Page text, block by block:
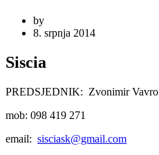
by
8. srpnja 2014
Siscia
PREDSJEDNIK: Zvonimir Vavro
mob: 098 419 271
email: sisciask@gmail.com